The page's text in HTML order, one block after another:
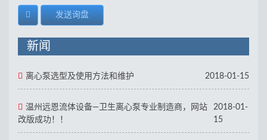
发送询盘
新闻
离心泵选型及使用方法和维护 2018-01-15
温州远恩流体设备—卫生离心泵专业制造商，网站
改版成功！！
2018-01-
15